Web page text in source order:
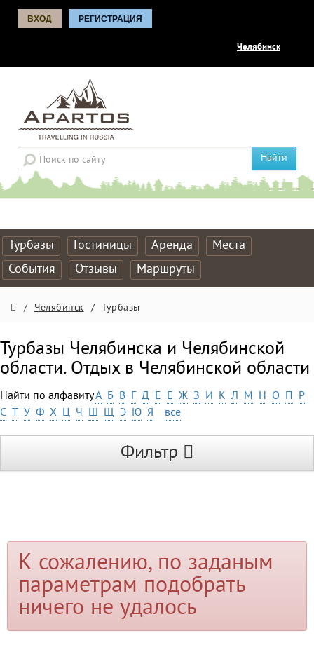
ВХОД РЕГИСТРАЦИЯ
Челябинск
Найти
Турбазы Гостиницы Аренда
Места
События
Отзывы Маршруты
/ Челябинск / Турбазы
Турбазы Челябинска и Челябинской
области. Отдых в Челябинской области
Найти по алфавитуА Б В Г Д Е Ё Ж З И К Л М Н О П Р
С Т У Ф Х Ц Ч Ш Щ Э Ю Я все
Фильтр
К сожалению, по заданым
параметрам подобрать
ничего не удалось